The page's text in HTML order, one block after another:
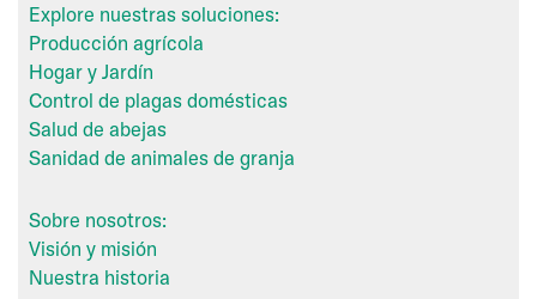
Explore nuestras soluciones:
Producción agrícola
Hogar y Jardín
Control de plagas domésticas
Salud de abejas
Sanidad de animales de granja
Sobre nosotros:
Visión y misión
Nuestra historia